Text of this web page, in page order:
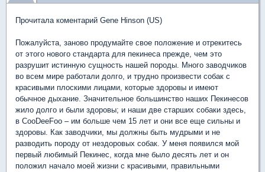
Прочитала коментарий Gene Hinson (US)
Пожалуйста, заново продумайте свое положение и отрекитесь
от этого нового стандарта для пекинеса прежде, чем это
разрушит истинную сущность нашей породы. Много заводчиков
во всем мире работали долго, и трудно произвести собак с
красивыми плоскими лицами, которые здоровы и имеют
обычное дыхание. Значительное большинство наших Пекинесов
жило долго и были здоровы; и наши две старших собаки здесь,
в CooDeeFoo – им больше чем 15 лет и они все еще сильны и
здоровы. Как заводчики, мы должны быть мудрыми и не
разводить породу от нездоровых собак. У меня появился мой
первый любимый Пекинес, когда мне было десять лет и он
положил начало моей жизни с красивыми, правильными